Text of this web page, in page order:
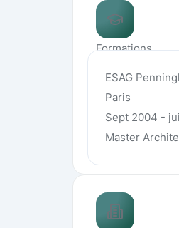
Formations
ESAG
Paris
Sept 2004 -
Master